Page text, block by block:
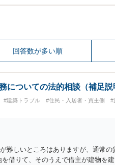
回答数が多い順
についての法的相談（補足説
#建築トラブル #住民・入居者・買主側 #
難しいところはありますが、通常
借りて、そのうえで借主が建物を